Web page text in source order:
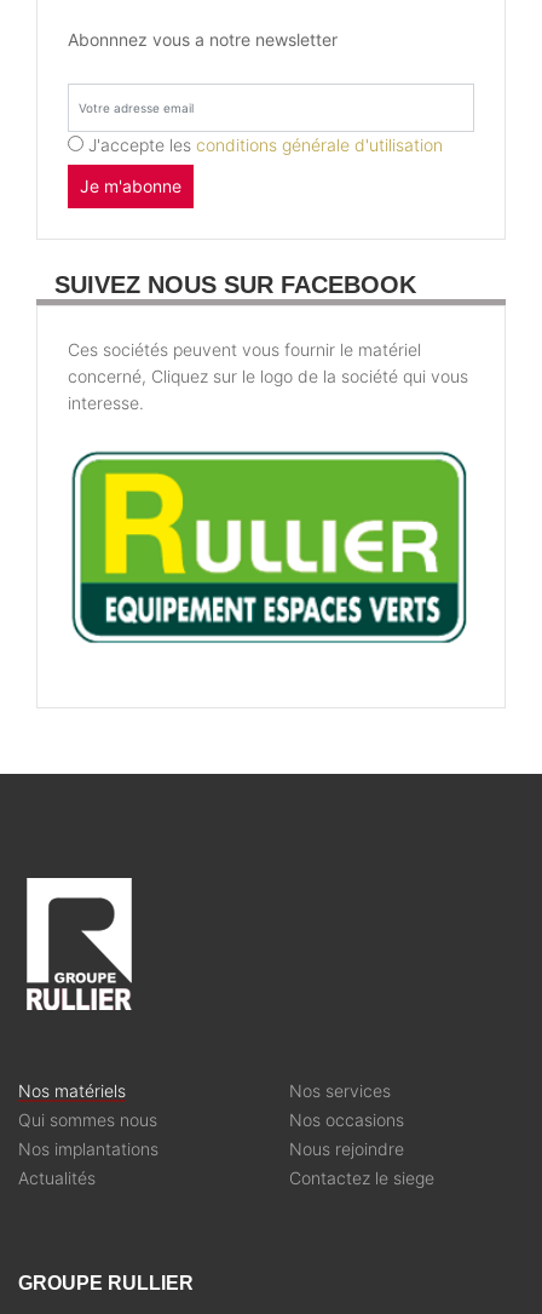
Abonnnez vous a notre newsletter
J'accepte les conditions générale d'utilisation
Je m'abonne
SUIVEZ NOUS SUR FACEBOOK
Ces sociétés peuvent vous fournir le matériel
concerné, Cliquez sur le logo de la société qui vous
interesse.
Nos matériels
Qui sommes nous
Nos implantations
Actualités
Nos services
Nos occasions
Nous rejoindre
Contactez le siege
GROUPE RULLIER